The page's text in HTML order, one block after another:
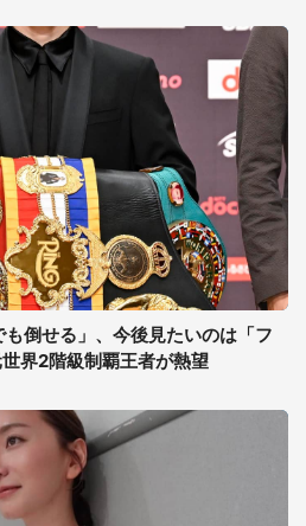
倒せる」、今後見たいのは「フ
界2階級制覇王者が熱望